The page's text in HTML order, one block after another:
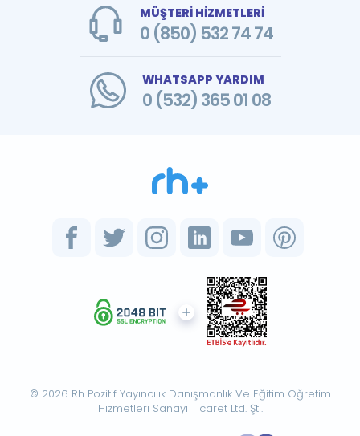
MÜŞTERİ HİZMETLERİ
0 (850) 532 74 74
WHATSAPP YARDIM
0 (532) 365 01 08
© 2026 Rh Pozitif Yayıncılık Danışmanlık Ve Eğitim Öğretim
Hizmetleri Sanayi Ticaret Ltd. Şti.